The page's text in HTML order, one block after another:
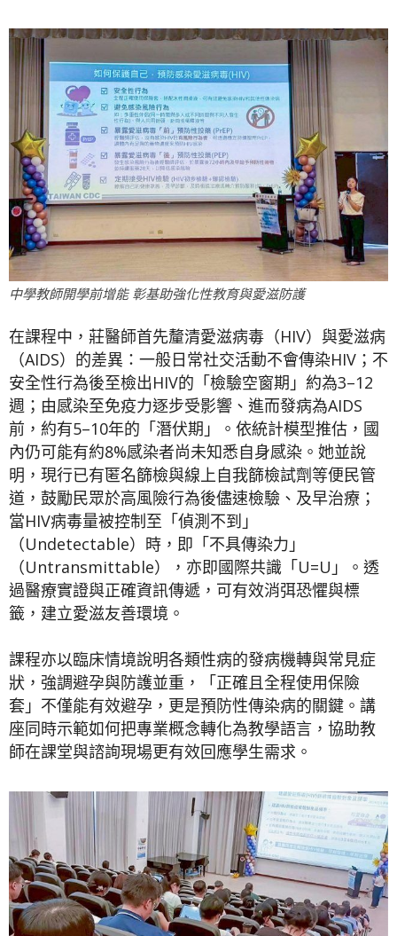
中學教師開學前增能 彰基助強化性教育與愛滋防護
在課程中，莊醫師首先釐清愛滋病毒（HIV）與愛滋病
（AIDS）的差異：一般日常社交活動不會傳染HIV；不
安全性行為後至檢出HIV的「檢驗空窗期」約為3–12
週；由感染至免疫力逐步受影響、進而發病為AIDS
前，約有5–10年的「潛伏期」。依統計模型推估，國
內仍可能有約8%感染者尚未知悉自身感染。她並說
明，現行已有匿名篩檢與線上自我篩檢試劑等便民管
道，鼓勵民眾於高風險行為後儘速檢驗、及早治療；
當HIV病毒量被控制至「偵測不到」
（Undetectable）時，即「不具傳染力」
（Untransmittable），亦即國際共識「U=U」。透
過醫療實證與正確資訊傳遞，可有效消弭恐懼與標
籤，建立愛滋友善環境。
課程亦以臨床情境說明各類性病的發病機轉與常見症
狀，強調避孕與防護並重，「正確且全程使用保險
套」不僅能有效避孕，更是預防性傳染病的關鍵。講
座同時示範如何把專業概念轉化為教學語言，協助教
師在課堂與諮詢現場更有效回應學生需求。